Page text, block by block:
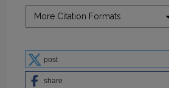
More Citation Formats
post
share